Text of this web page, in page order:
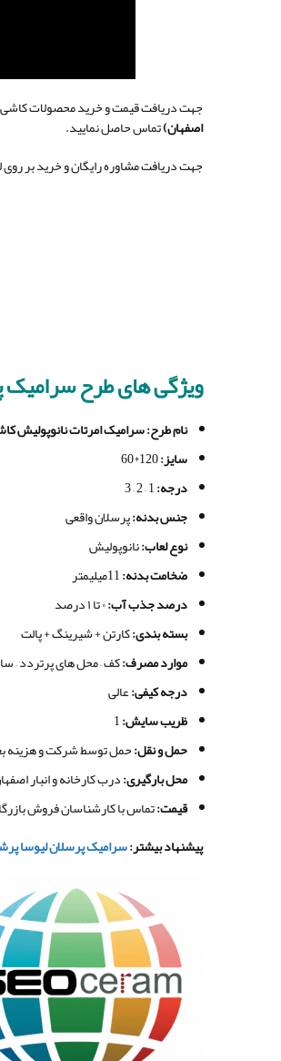
جهت دریافت قیمت و خرید محصولات
اصفهان)تماس حاصل نمایید.
جهت دریافت مشاوره رایگان و خرید بر روی
ویژگی های طرح سرامیک
نام طرح: سرامیکامرتاتنانوپولیش
سایز:
درجه:
1 – 2 – 3
جنس بدنه:پرسلان واقعی
نوع لعاب:نانوپولیش
ضخامت بدنه:
درصد جذب آب:
بسته بندی:کارتن + شیرینگ + پالت
موارد مصرف:کف – محل های پرتردد –
درجه کیفی:عالی
ظریب سایش:
حمل و نقل:حمل توسط شرکت و هزینه
محل بارگیری:درب کارخانه و انبار
قیمت:تماس با کارشناسان فروش
پیشنهاد بیشتر:سرامیک پرسلان لیوسا